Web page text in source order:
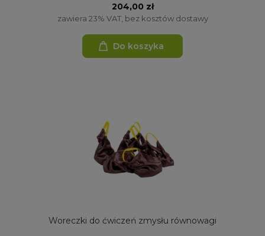
204,00 zł
zawiera 23% VAT, bez kosztów dostawy
Do koszyka
Woreczki do ćwiczeń zmysłu równowagi